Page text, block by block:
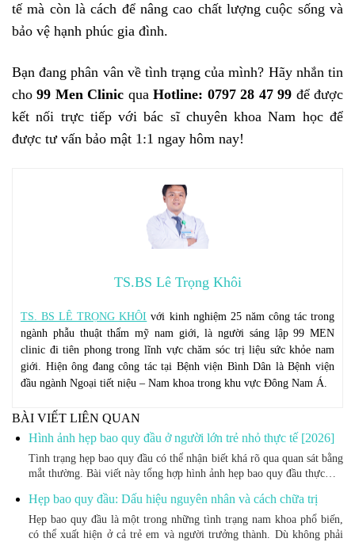
tế mà còn là cách để nâng cao chất lượng cuộc sống và
bảo vệ hạnh phúc gia đình.
Bạn đang phân vân về tình trạng của mình? Hãy nhắn tin
cho99 Men Clinic quaHotline: 0797 28 47 99 để được
kết nối trực tiếp với bác sĩ chuyên khoa Nam học để
được tư vấn bảo mật 1:1 ngay hôm nay!
TS.BS Lê Trọng Khôi
TS. BS LÊ TRỌNG KHÔI với kinh nghiệm 25 năm công tác trong
ngành phẫu thuật thẩm mỹ nam giới, là người sáng lập 99 MEN
clinic đi tiên phong trong lĩnh vực chăm sóc trị liệu sức khỏe nam
giới. Hiện ông đang công tác tại Bệnh viện Bình Dân là Bệnh viện
đầu ngành Ngoại tiết niệu – Nam khoa trong khu vực Đông Nam Á.
BÀI VIẾT LIÊN QUAN
Hình ảnh hẹp bao quy đầu ở người lớn trẻ nhỏ thực tế [2026]
Tình trạng hẹp bao quy đầu có thể nhận biết khá rõ qua quan sát bằng
mắt thường. Bài viết này tổng hợp hình ảnh hẹp bao quy đầu thực…
Hẹp bao quy đầu: Dấu hiệu nguyên nhân và cách chữa trị
Hẹp bao quy đầu là một trong những tình trạng nam khoa phổ biến,
có thể xuất hiện ở cả trẻ em và người trưởng thành. Dù không phải